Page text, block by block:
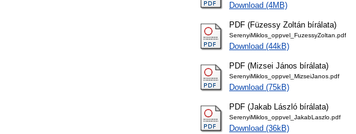
Download (4MB)
PDF (Füzessy Zoltán bírálata)
SerenyiMiklos_oppvel_FuzessyZoltan.pdf
Download (44kB)
PDF (Mizsei János bírálata)
SerenyiMiklos_oppvel_MizseiJanos.pdf
Download (75kB)
PDF (Jakab László bírálata)
SerenyiMiklos_oppvel_JakabLaszlo.pdf
Download (36kB)